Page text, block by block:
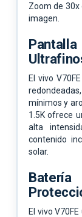
Zoom de 30x
imagen.
Pantalla
El vivo
mínimos y
1.5K ofrece
alta
contenido
solar.
El vivo